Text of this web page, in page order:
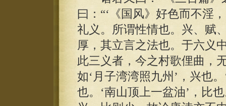
曰：“‘《国风》好色而不淫
礼义。所谓性情也。兴、赋
厚，其立言之法也。于六义
此三义者，今之村歌俚曲，
如‘月子湾湾照九州’，兴也
也。‘南山顶上一盆油’，比